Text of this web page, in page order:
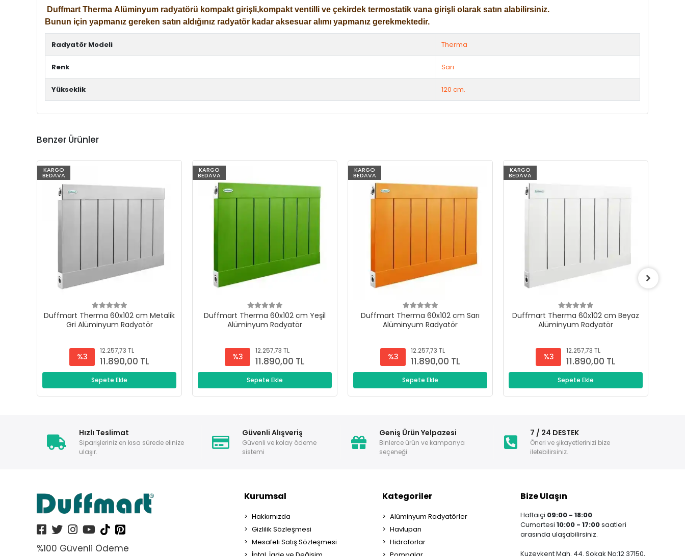
Duffmart Therma Alüminyum radyatörü kompakt girişli,kompakt ventilli ve çekirdek termostatik vana girişli olarak satın alabilirsiniz.
Bunun için yapmanız gereken satın aldığınız radyatör kadar aksesuar alımı yapmanız gerekmektedir.
Radyatör Modeli Therma
Renk Sarı
Yükseklik 120 cm.
Benzer Ürünler
KARGO
BEDAVA
Duffmart Therma 60x102 cm Metalik
Gri Alüminyum Radyatör
%3
12.257,73 TL
11.890,00 TL
Sepete Ekle
KARGO
BEDAVA
Duffmart Therma 60x102 cm Yeşil
Alüminyum Radyatör
%3
12.257,73 TL
11.890,00 TL
Sepete Ekle
KARGO
BEDAVA
Duffmart Therma 60x102 cm Sarı
Alüminyum Radyatör
%3
12.257,73 TL
11.890,00 TL
Sepete Ekle
KARGO
BEDAVA
Duffmart Therma 60x102 cm Beyaz
Alüminyum Radyatör
%3
12.257,73 TL
11.890,00 TL
Sepete Ekle
Hızlı Teslimat
Siparişleriniz en kısa sürede elinize
ulaşır.
Güvenli Alışveriş
Güvenli ve kolay ödeme
sistemi
Geniş Ürün Yelpazesi
Binlerce ürün ve kampanya
seçeneği
7 / 24 DESTEK
Öneri ve şikayetlerinizi bize
iletebilirsiniz.
%100 Güvenli Ödeme
Kurumsal
Hakkımızda
Gizlilik Sözleşmesi
Mesafeli Satış Sözleşmesi
Kategoriler
Alüminyum Radyatörler
Havlupan
Hidroforlar
Bize Ulaşın
Haftaiçi 09:00 - 18:00
Cumartesi 10:00 - 17:00saatleri
arasında ulaşabilirsiniz.
Kuzeykent Mah. 44. Sokak No:12 37150,